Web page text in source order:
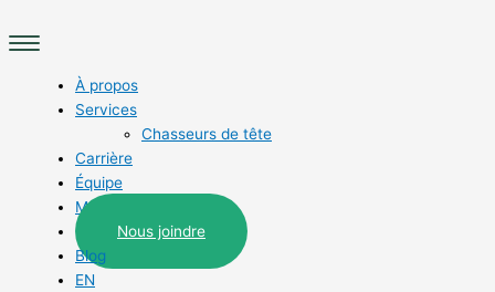
au
Menu
À propos
Services
Chasseurs de tête
Carrière
Équipe
Métiers
Nous joindre
Blog
EN